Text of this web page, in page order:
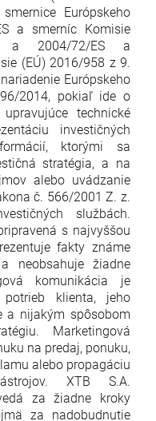
Európskeho
a smerníc Komisie
a 2004/72/ES a
(EÚ) 2016/958 z 9.
Európskeho
2014, pokiaľ ide o
technické
investičných
ktorými sa
stratégia, a na
alebo uvádzanie
č. 566/2001 Z. z.
službách.
s najvyššou
fakty známe
neobsahuje žiadne
komunikácia je
klienta, jeho
a nijakým spôsobom
Marketingová
na predaj, ponuku,
alebo propagáciu
XTB S.A.
za žiadne kroky
za nadobudnutie